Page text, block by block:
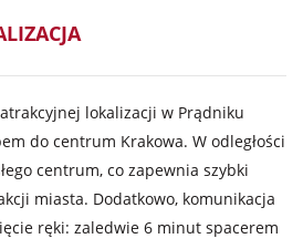
lokalizacji w Prądniku
do centrum Krakowa. W odległości
centrum, co zapewnia szybki
miasta. Dodatkowo, komunikacja
ręki: zaledwie 6 minut spacerem